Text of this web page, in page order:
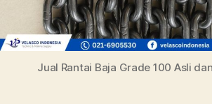
Jual Rantai Baja Grade 100 Asli